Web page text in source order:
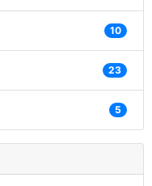
10
23
5